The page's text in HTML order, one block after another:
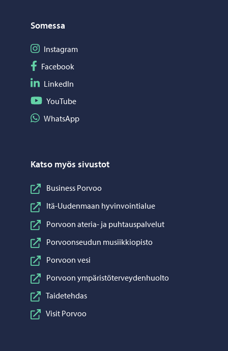
Somessa
Seuraa Instagram
Instagram
Seuraa Facebook
Facebook
Seuraa LinkedIn
LinkedIn
Seuraa YouTube
YouTube
Jaa WhatsApp
WhatsApp
Katso myös sivustot
Business Porvoo
Itä-Uudenmaan hyvinvointialue
Porvoon ateria- ja puhtauspalvelut
Porvoonseudun musiikkiopisto
Porvoon vesi
Porvoon ympäristöterveydenhuolto
Taidetehdas
Visit Porvoo